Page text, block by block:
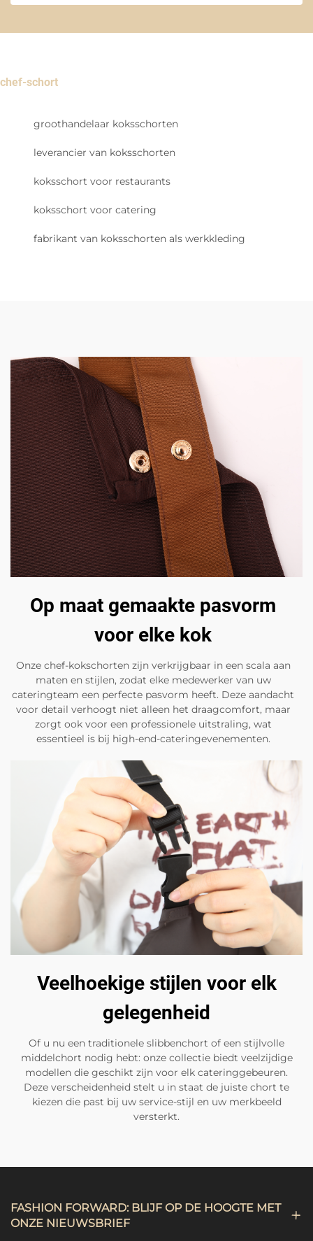
chef-schort
groothandelaar koksschorten
leverancier van koksschorten
koksschort voor restaurants
koksschort voor catering
fabrikant van koksschorten als werkkleding
Op maat gemaakte pasvorm
voor elke kok
Onze chef-kokschorten zijn verkrijgbaar in een scala aan
maten en stijlen, zodat elke medewerker van uw
cateringteam een perfecte pasvorm heeft. Deze aandacht
voor detail verhoogt niet alleen het draagcomfort, maar
zorgt ook voor een professionele uitstraling, wat
essentieel is bij high-end-cateringevenementen.
Veelhoekige stijlen voor elk
gelegenheid
Of u nu een traditionele slibbenchort of een stijlvolle
middelchort nodig hebt: onze collectie biedt veelzijdige
modellen die geschikt zijn voor elk cateringgebeuren.
Deze verscheidenheid stelt u in staat de juiste chort te
kiezen die past bij uw service-stijl en uw merkbeeld
versterkt.
FASHION FORWARD: BLIJF OP DE HOOGTE MET
ONZE NIEUWSBRIEF